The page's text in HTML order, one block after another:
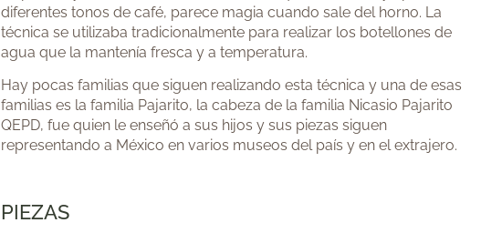
diferentes tonos de café, parece magia cuando sale del horno. La
técnica se utilizaba tradicionalmente para realizar los botellones de
agua que la mantenía fresca y a temperatura.
Hay pocas familias que siguen realizando esta técnica y una de esas
familias es la familia Pajarito, la cabeza de la familia Nicasio Pajarito
QEPD, fue quien le enseñó a sus hijos y sus piezas siguen
representando a México en varios museos del país y en el extrajero.
PIEZAS